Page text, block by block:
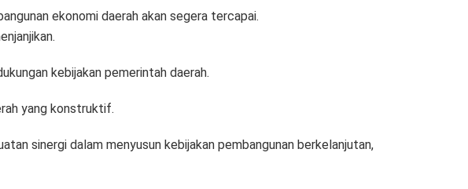
ekonomi daerah akan segera tercapai.
kebijakan pemerintah daerah.
yang konstruktif.
sinergi dalam menyusun kebijakan pembangunan berkelanjutan,